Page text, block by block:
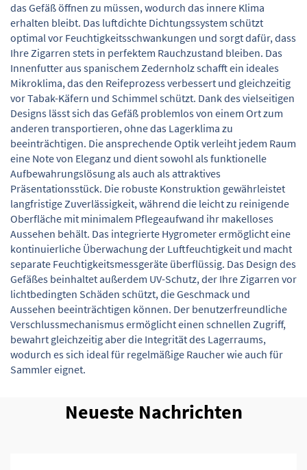
das Gefäß öffnen zu müssen, wodurch das innere Klima
erhalten bleibt. Das luftdichte Dichtungssystem schützt
optimal vor Feuchtigkeitsschwankungen und sorgt dafür, dass
Ihre Zigarren stets in perfektem Rauchzustand bleiben. Das
Innenfutter aus spanischem Zedernholz schafft ein ideales
Mikroklima, das den Reifeprozess verbessert und gleichzeitig
vor Tabak-Käfern und Schimmel schützt. Dank des vielseitigen
Designs lässt sich das Gefäß problemlos von einem Ort zum
anderen transportieren, ohne das Lagerklima zu
beeinträchtigen. Die ansprechende Optik verleiht jedem Raum
eine Note von Eleganz und dient sowohl als funktionelle
Aufbewahrungslösung als auch als attraktives
Präsentationsstück. Die robuste Konstruktion gewährleistet
langfristige Zuverlässigkeit, während die leicht zu reinigende
Oberfläche mit minimalem Pflegeaufwand ihr makelloses
Aussehen behält. Das integrierte Hygrometer ermöglicht eine
kontinuierliche Überwachung der Luftfeuchtigkeit und macht
separate Feuchtigkeitsmessgeräte überflüssig. Das Design des
Gefäßes beinhaltet außerdem UV-Schutz, der Ihre Zigarren vor
lichtbedingten Schäden schützt, die Geschmack und
Aussehen beeinträchtigen können. Der benutzerfreundliche
Verschlussmechanismus ermöglicht einen schnellen Zugriff,
bewahrt gleichzeitig aber die Integrität des Lagerraums,
wodurch es sich ideal für regelmäßige Raucher wie auch für
Sammler eignet.
Neueste Nachrichten